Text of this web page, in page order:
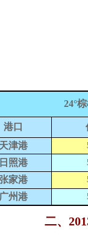
24°
港口
天津港
日照港
家港
广州港
二、